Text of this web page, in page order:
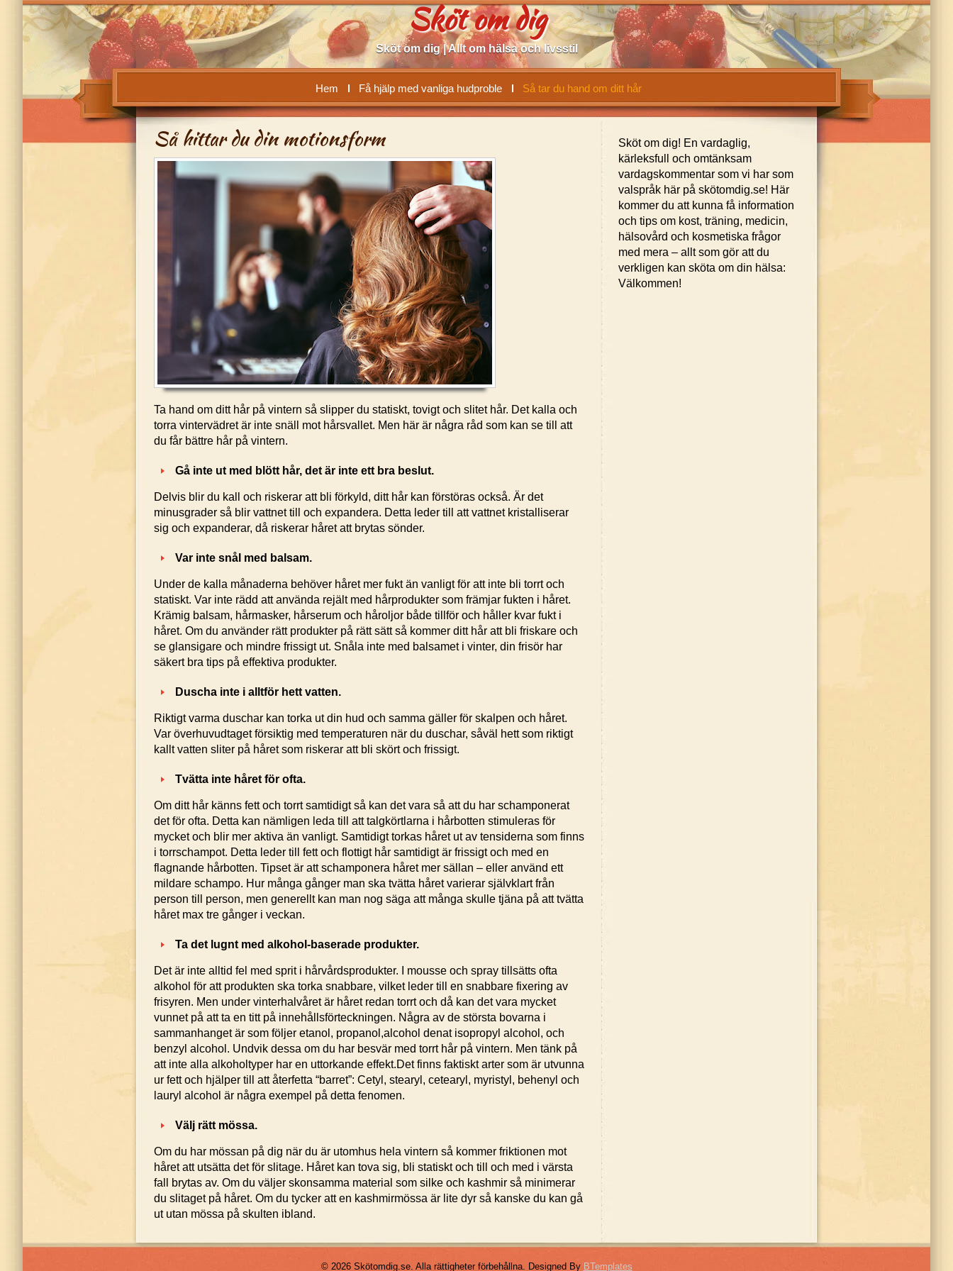
Sköt om dig
Sköt om dig | Allt om hälsa och livsstil
Hem Få hjälp med vanliga hudproble Så tar du hand om ditt hår
Så hittar du din motionsform
Ta hand om ditt hår på vintern så slipper du statiskt, tovigt och slitet hår. Det kalla och
torra vintervädret är inte snäll mot hårsvallet. Men här är några råd som kan se till att
du får bättre hår på vintern.
Gå inte ut med blött hår, det är inte ett bra beslut.
Delvis blir du kall och riskerar att bli förkyld, ditt hår kan förstöras också. Är det
minusgrader så blir vattnet till och expandera. Detta leder till att vattnet kristalliserar
sig och expanderar, då riskerar håret att brytas sönder.
Var inte snål med balsam.
Under de kalla månaderna behöver håret mer fukt än vanligt för att inte bli torrt och
statiskt. Var inte rädd att använda rejält med hårprodukter som främjar fukten i håret.
Krämig balsam, hårmasker, hårserum och håroljor både tillför och håller kvar fukt i
håret. Om du använder rätt produkter på rätt sätt så kommer ditt hår att bli friskare och
se glansigare och mindre frissigt ut. Snåla inte med balsamet i vinter, din frisör har
säkert bra tips på effektiva produkter.
Duscha inte i alltför hett vatten.
Riktigt varma duschar kan torka ut din hud och samma gäller för skalpen och håret.
Var överhuvudtaget försiktig med temperaturen när du duschar, såväl hett som riktigt
kallt vatten sliter på håret som riskerar att bli skört och frissigt.
Tvätta inte håret för ofta.
Om ditt hår känns fett och torrt samtidigt så kan det vara så att du har schamponerat
det för ofta. Detta kan nämligen leda till att talgkörtlarna i hårbotten stimuleras för
mycket och blir mer aktiva än vanligt. Samtidigt torkas håret ut av tensiderna som finns
i torrschampot. Detta leder till fett och flottigt hår samtidigt är frissigt och med en
flagnande hårbotten. Tipset är att schamponera håret mer sällan – eller använd ett
mildare schampo. Hur många gånger man ska tvätta håret varierar självklart från
person till person, men generellt kan man nog säga att många skulle tjäna på att tvätta
håret max tre gånger i veckan.
Ta det lugnt med alkohol-baserade produkter.
Det är inte alltid fel med sprit i hårvårdsprodukter. I mousse och spray tillsätts ofta
alkohol för att produkten ska torka snabbare, vilket leder till en snabbare fixering av
frisyren. Men under vinterhalvåret är håret redan torrt och då kan det vara mycket
vunnet på att ta en titt på innehållsförteckningen. Några av de största bovarna i
sammanhanget är som följer etanol, propanol,alcohol denat isopropyl alcohol, och
benzyl alcohol. Undvik dessa om du har besvär med torrt hår på vintern. Men tänk på
att inte alla alkoholtyper har en uttorkande effekt.Det finns faktiskt arter som är utvunna
ur fett och hjälper till att återfetta “barret”: Cetyl, stearyl, cetearyl, myristyl, behenyl och
lauryl alcohol är några exempel på detta fenomen.
Välj rätt mössa.
Om du har mössan på dig när du är utomhus hela vintern så kommer friktionen mot
håret att utsätta det för slitage. Håret kan tova sig, bli statiskt och till och med i värsta
fall brytas av. Om du väljer skonsamma material som silke och kashmir så minimerar
du slitaget på håret. Om du tycker att en kashmirmössa är lite dyr så kanske du kan gå
ut utan mössa på skulten ibland.
Sköt om dig! En vardaglig,
kärleksfull och omtänksam
vardagskommentar som vi har som
valspråk här på skötomdig.se! Här
kommer du att kunna få information
och tips om kost, träning, medicin,
hälsovård och kosmetiska frågor
med mera – allt som gör att du
verkligen kan sköta om din hälsa:
Välkommen!
© 2026 Skötomdig.se. Alla rättigheter förbehållna. Designed By BTemplates